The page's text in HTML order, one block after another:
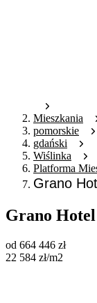
Mieszkania
pomorskie
gdański
Wiślinka
Platforma
Grano
Grano
od 664 446 zł
22 584 zł/m2